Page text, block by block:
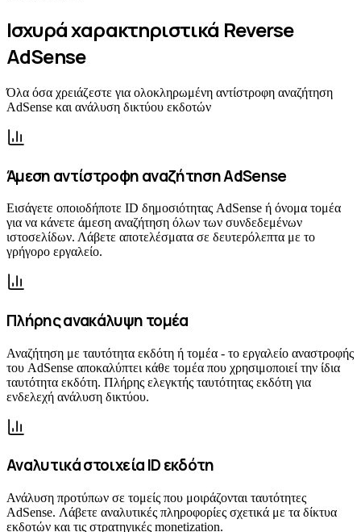
Ισχυρά χαρακτηριστικά Reverse
AdSense
Όλα όσα χρειάζεστε για ολοκληρωμένη αντίστροφη αναζήτηση
AdSense και ανάλυση δικτύου εκδοτών
Άμεση αντίστροφη αναζήτηση AdSense
Εισάγετε οποιοδήποτε ID δημοσιότητας AdSense ή όνομα τομέα
για να κάνετε άμεση αναζήτηση όλων των συνδεδεμένων
ιστοσελίδων. Λάβετε αποτελέσματα σε δευτερόλεπτα με το
γρήγορο εργαλείο.
Πλήρης ανακάλυψη τομέα
Αναζήτηση με ταυτότητα εκδότη ή τομέα - το εργαλείο αναστροφής
του AdSense αποκαλύπτει κάθε τομέα που χρησιμοποιεί την ίδια
ταυτότητα εκδότη. Πλήρης ελεγκτής ταυτότητας εκδότη για
ενδελεχή ανάλυση δικτύου.
Αναλυτικά στοιχεία ID εκδότη
Ανάλυση προτύπων σε τομείς που μοιράζονται ταυτότητες
AdSense. Λάβετε αναλυτικές πληροφορίες σχετικά με τα δίκτυα
εκδοτών και τις στρατηγικές monetization.